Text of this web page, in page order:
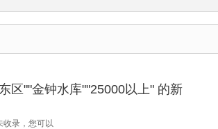
区""金钟水库""25000以上" 的新
收录，您可以